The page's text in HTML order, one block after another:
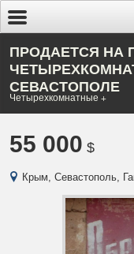
ПРОДАЕТСЯ НА
СЕВАСТОПОЛЕ
Четырехкомнатные +
55 000 $
Крым, Севастополь,